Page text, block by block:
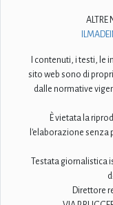
ALTRE
I contenuti, i testi, le
sito web sono di
dalle normative
È vietata la
l'elaborazione
Testata giornalistica
Direttore